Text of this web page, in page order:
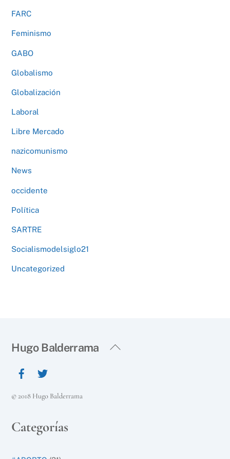
FARC
Feminismo
GABO
Globalismo
Globalización
Laboral
Libre Mercado
nazicomunismo
News
occidente
Política
SARTRE
Socialismodelsiglo21
Uncategorized
Back
Hugo Balderrama
© 2018 Hugo Balderrama
Categorías